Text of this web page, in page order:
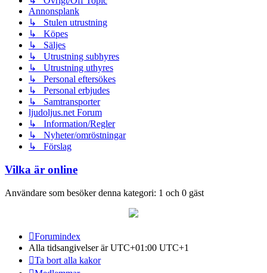
Annonsplank
↳ Stulen utrustning
↳ Köpes
↳ Säljes
↳ Utrustning subhyres
↳ Utrustning uthyres
↳ Personal eftersökes
↳ Personal erbjudes
↳ Samtransporter
ljudoljus.net Forum
↳ Information/Regler
↳ Nyheter/omröstningar
↳ Förslag
Vilka är online
Användare som besöker denna kategori: 1 och 0 gäst
Forumindex
Alla tidsangivelser är UTC+01:00 UTC+1
Ta bort alla kakor